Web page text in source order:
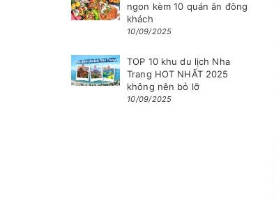
ngon kèm 10 quán ăn đông
khách
10/09/2025
TOP 10 khu du lịch Nha
Trang HOT NHẤT 2025
không nên bỏ lỡ
10/09/2025